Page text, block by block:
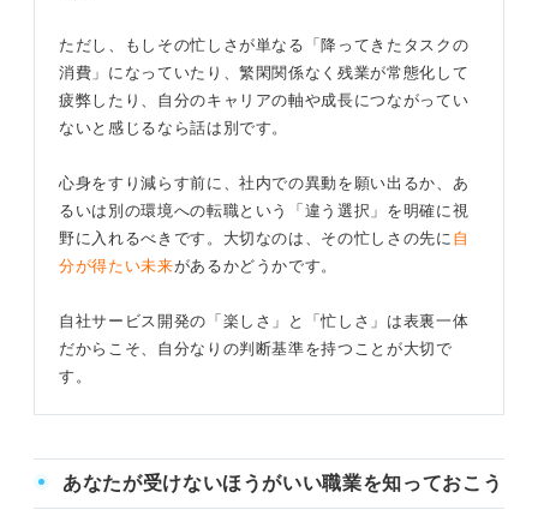
ただし、もしその忙しさが単なる「降ってきたタスクの
消費」になっていたり、繁閑関係なく残業が常態化して
疲弊したり、自分のキャリアの軸や成長につながってい
ないと感じるなら話は別です。
心身をすり減らす前に、社内での異動を願い出るか、あ
るいは別の環境への転職という「違う選択」を明確に視
野に入れるべきです。大切なのは、その忙しさの先に 自
分が得たい未来があるかどうかです。
自社サービス開発の「楽しさ」と「忙しさ」は表裏一体
だからこそ、自分なりの判断基準を持つことが大切で
す。
あなたが受けないほうがいい職業を知っておこう